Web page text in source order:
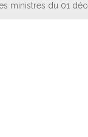
ministres du 01